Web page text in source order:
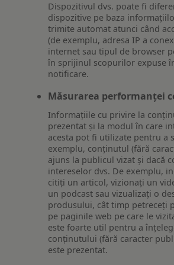
Dispozitivul dvs. poate fi
dispozitive pe baza
trimite automat atunci când
(de exemplu, adresa IP a
internet sau tipul de browser
în sprijinul scopurilor expuse
notificare.
Măsurarea performanței
Informațiile cu privire la
prezentat și la modul în care
acesta pot fi utilizate pentru a
exemplu, conținutul (fără
ajuns la publicul vizat și dacă
intereselor dvs. De exemplu,
citiți un articol, vizionați un
un podcast sau vizualizați o
produsului, cât timp petreceți
pe paginile web pe care le
este foarte util pentru a
conținutului (fără caracter
este prezentat.